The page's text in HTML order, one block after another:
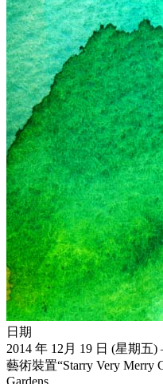
日期
2014 年 12月 19 日 (星期五
藝術裝置“Starry Very Merry